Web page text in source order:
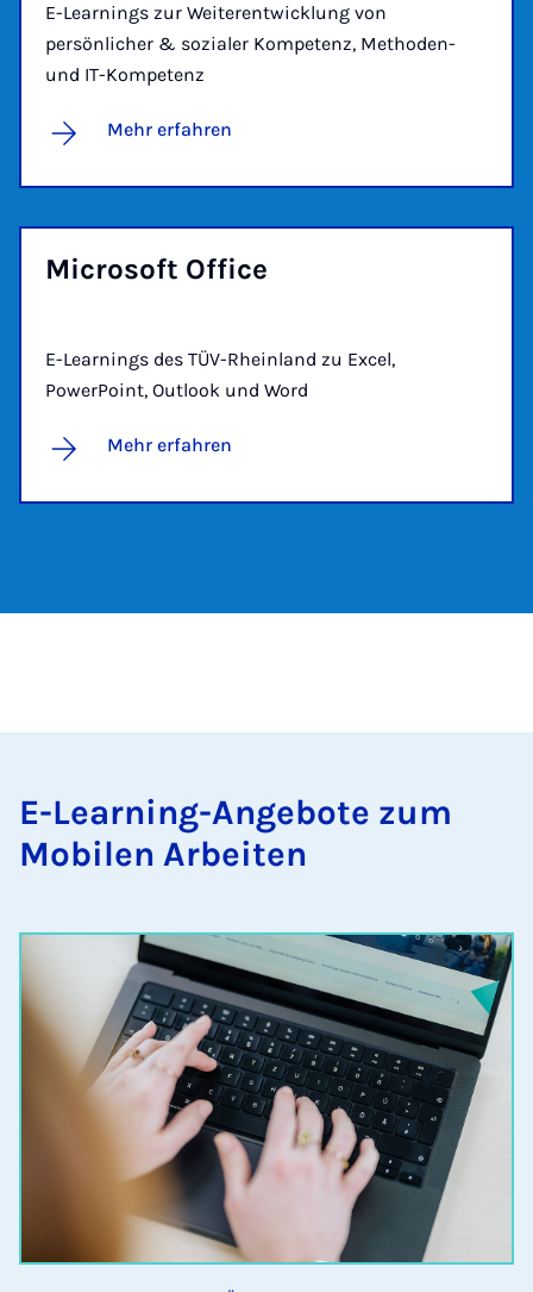
E-Learnings zur Weiterentwicklung von
persönlicher & sozialer Kompetenz, Methoden-
und IT-Kompetenz
Mehr erfahren
Mi­cro­soft Of­fice
E-Learnings des TÜV-Rheinland zu Excel,
PowerPoint, Outlook und Word
Mehr erfahren
E-Lear­ning-An­ge­bo­te zum
Mo­bi­len Ar­bei­ten